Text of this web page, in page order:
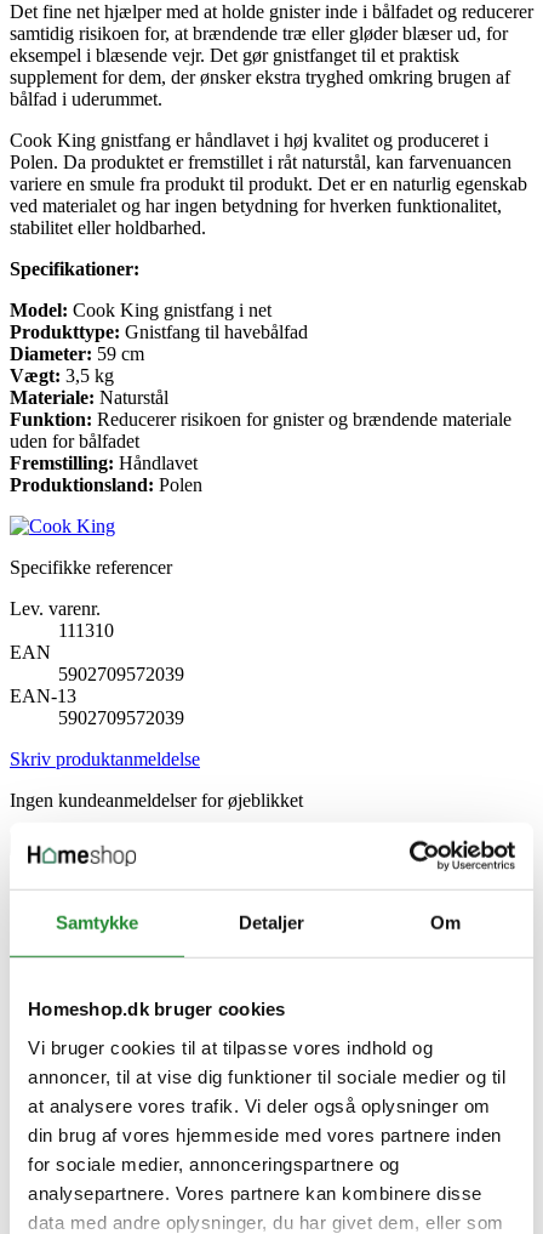
Samtykke Detaljer Om
Homeshop.dk bruger cookies
Vi bruger cookies til at tilpasse vores indhold og
annoncer, til at vise dig funktioner til sociale medier og til
at analysere vores trafik. Vi deler også oplysninger om
din brug af vores hjemmeside med vores partnere inden
for sociale medier, annonceringspartnere og
analysepartnere. Vores partnere kan kombinere disse
data med andre oplysninger, du har givet dem, eller som
Det fine net hjælper med at holde gnister inde i bålfadet og reducerer
samtidig risikoen for, at brændende træ eller gløder blæser ud, for
eksempel i blæsende vejr. Det gør gnistfanget til et praktisk
supplement for dem, der ønsker ekstra tryghed omkring brugen af
bålfad i uderummet.
Cook King gnistfang er håndlavet i høj kvalitet og produceret i
Polen. Da produktet er fremstillet i råt naturstål, kan farvenuancen
variere en smule fra produkt til produkt. Det er en naturlig egenskab
ved materialet og har ingen betydning for hverken funktionalitet,
stabilitet eller holdbarhed.
Specifikationer:
Model: Cook King gnistfang i net
Produkttype: Gnistfang til havebålfad
Diameter: 59 cm
Vægt: 3,5 kg
Materiale: Naturstål
Funktion: Reducerer risikoen for gnister og brændende materiale
uden for bålfadet
Fremstilling: Håndlavet
Produktionsland: Polen
Specifikke referencer
Lev. varenr.
111310
EAN
5902709572039
EAN-13
5902709572039
Skriv produktanmeldelse
Ingen kundeanmeldelser for øjeblikket
×
Cook King 59 cm gnistfang i net til havebålfad